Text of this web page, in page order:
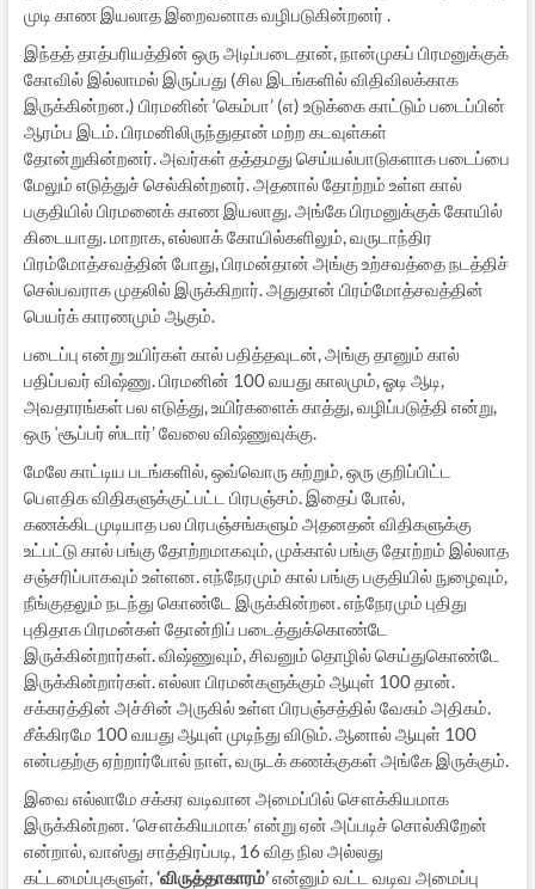
முடி காண இயலாத இறைவனாக வழிபடுகின்றனர் .
இந்தத் தாத்பரியத்தின் ஒரு அடிப்படைதான், நான்முகப் பிரமனுக்குக்
கோவில் இல்லாமல் இருப்பது (சில இடங்களில் விதிவிலக்காக
இருக்கின்றன.) பிரமனின் ‘கெம்பா’ (எ) உடுக்கை காட்டும் படைப்பின்
ஆரம்ப இடம். பிரமனிலிருந்துதான் மற்ற கடவுள்கள்
தோன்றுகின்றனர். அவர்கள் தத்தமது செய்யல்பாடுகளாக படைப்பை
மேலும் எடுத்துச் செல்கின்றனர். அதனால் தோற்றம் உள்ள கால்
பகுதியில் பிரமனைக் காண இயலாது. அங்கே பிரமனுக்குக் கோயில்
கிடையாது. மாறாக, எல்லாக் கோயில்களிலும், வருடாந்திர
பிரம்மோத்சவத்தின் போது, பிரமன்தான் அங்கு உற்சவத்தை நடத்திச்
செல்பவராக முதலில் இருக்கிறார். அதுதான் பிரம்மோத்சவத்தின்
பெயர்க் காரணமும் ஆகும்.
படைப்பு என்று உயிர்கள் கால் பதித்தவுடன், அங்கு தானும் கால்
பதிப்பவர் விஷ்ணு. பிரமனின் 100 வயது காலமும், ஓடி ஆடி,
அவதாரங்கள் பல எடுத்து, உயிர்களைக் காத்து, வழிப்படுத்தி என்று,
ஒரு ‘சூப்பர் ஸ்டார்’ வேலை விஷ்ணுவுக்கு.
மேலே காட்டிய படங்களில், ஒவ்வொரு சுற்றும், ஒரு குறிப்பிட்ட
பௌதிக விதிகளுக்குட்பட்ட பிரபஞ்சம். இதைப் போல்,
கணக்கிடமுடியாத பல பிரபஞ்சங்களும் அதனதன் விதிகளுக்கு
உட்பட்டு கால் பங்கு தோற்றமாகவும், முக்கால் பங்கு தோற்றம் இல்லாத
சஞ்சரிப்பாகவும் உள்ளன. எந்நேரமும் கால் பங்கு பகுதியில் நுழைவும்,
நீங்குதலும் நடந்து கொண்டே இருக்கின்றன. எந்நேரமும் புதிது
புதிதாக பிரமன்கள் தோன்றிப் படைத்துக்கொண்டே
இருக்கின்றார்கள். விஷ்ணுவும், சிவனும் தொழில் செய்துகொண்டே
இருக்கின்றார்கள். எல்லா பிரமன்களுக்கும் ஆயுள் 100 தான்.
சக்கரத்தின் அச்சின் அருகில் உள்ள பிரபஞ்சத்தில் வேகம் அதிகம்.
சீக்கிரமே 100 வயது ஆயுள் முடிந்து விடும். ஆனால் ஆயுள் 100
என்பதற்கு ஏற்றார்போல் நாள், வருடக் கணக்குகள் அங்கே இருக்கும்.
இவை எல்லாமே சக்கர வடிவான அமைப்பில் சௌக்கியமாக
இருக்கின்றன. ‘சௌக்கியமாக’ என்று ஏன் அப்படிச் சொல்கிறேன்
என்றால், வாஸ்து சாத்திரப்படி, 16 வித நில அல்லது
கட்டமைப்புகளுள்,‘விருத்தாகாரம்’என்னும் வட்ட வடிவ அமைப்பு